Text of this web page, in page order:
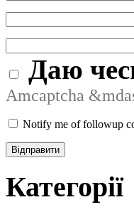
Даю
Amcaptcha
Notify me of followup
Категорії